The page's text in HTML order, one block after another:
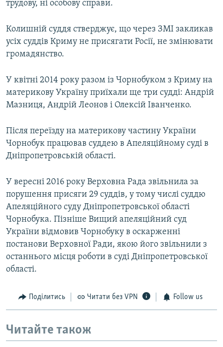
трудову, ні особову справи.
Колишній суддя стверджує, що через ЗМІ закликав
усіх суддів Криму не присягати Росії, не змінювати
громадянство.
У квітні 2014 року разом із Чорнобуком з Криму на
материкову Україну приїхали ще три судді: Андрій
Мазниця, Андрій Леонов і Олексій Іванченко.
Після переїзду на материкову частину України
Чорнобук працював суддею в Апеляційному суді в
Дніпропетровській області.
У вересні 2016 року Верховна Рада звільнила за
порушення присяги 29 суддів, у тому числі суддю
Апеляційного суду Дніпропетровської області
Чорнобука. Пізніше Вищий апеляційний суд
України відмовив Чорнобуку в оскарженні
постанови Верховної Ради, якою його звільнили з
останнього місця роботи в суді Дніпропетровської
області.
Поділитись Читати без VPN Follow us
Читайте також